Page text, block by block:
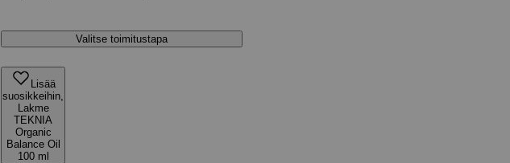
Valitse toimitustapa
Lisää
suosikkeihin,
Lakme
TEKNIA
Organic
Balance Oil
100 ml